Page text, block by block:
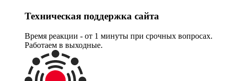
Техническая поддержка сайта
Время реакции - от 1 минуты при срочных вопросах.
Работаем в выходные.